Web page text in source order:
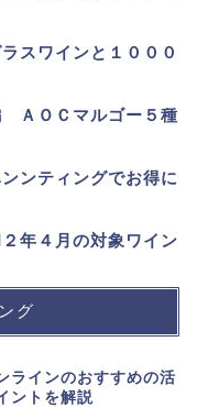
スワインと１０００
ＡＯＣマルゴー５種
ンティングでお得に
年４月の対象ワイン
グ
ラインのおすすめの活
ントを解説